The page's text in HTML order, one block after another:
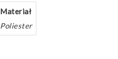
Materiał
Poliester